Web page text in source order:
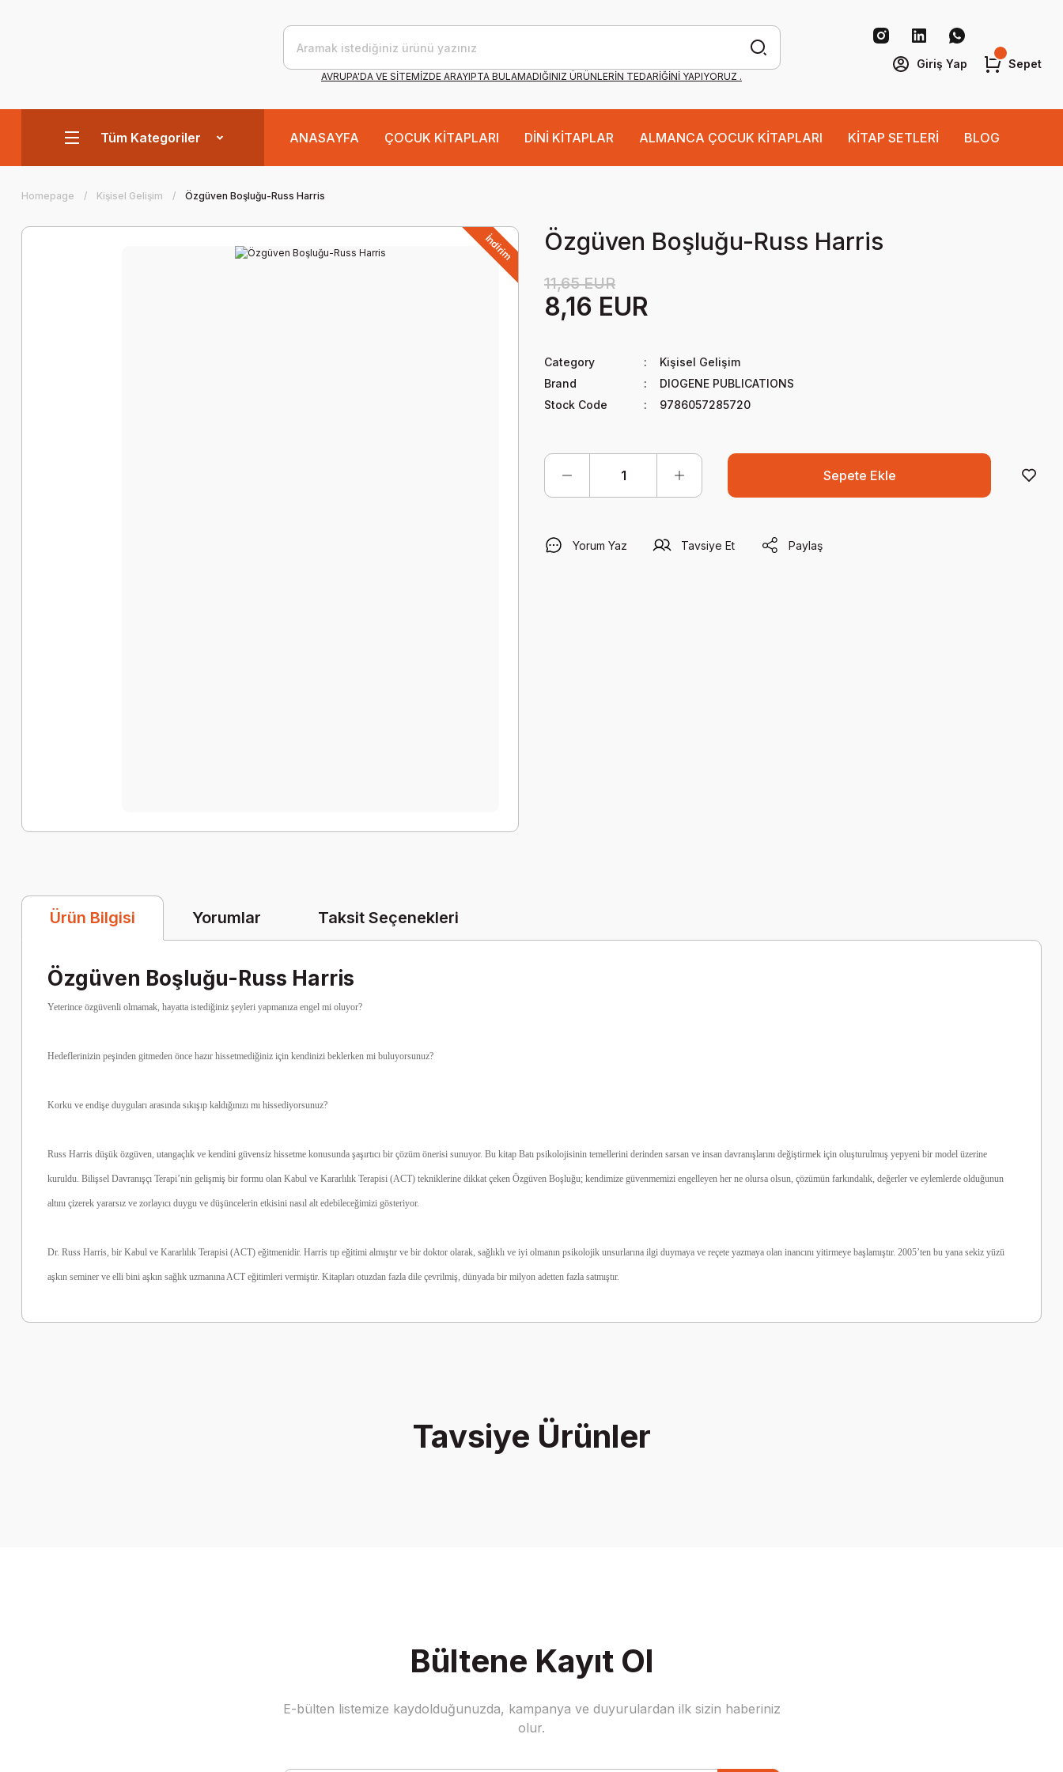
AVRUPA'DA VE SİTEMİZDE ARAYIPTA BULAMADIĞINIZ ÜRÜNLERİN TEDARİĞİNİ YAPIYORUZ .
Giriş Yap Sepet
Tüm Kategoriler ANASAYFA ÇOCUK KİTAPLARI DİNİ KİTAPLAR ALMANCA ÇOCUK KİTAPLARI KİTAP SETLERİ BLOG
Homepage Kişisel Gelişim Özgüven Boşluğu-Russ Harris
İndirim Özgüven Boşluğu-Russ Harris
11,65 EUR
8,16 EUR
Category
Kişisel Gelişim
Brand
DIOGENE PUBLICATIONS
Stock Code
9786057285720
Sepete Ekle
Yorum Yaz Tavsiye Et Paylaş
Ürün Bilgisi Yorumlar Taksit Seçenekleri
Özgüven Boşluğu-Russ Harris
Yeterince özgüvenli olmamak, hayatta istediğiniz şeyleri yapmanıza engel mi oluyor?
Hedeflerinizin peşinden gitmeden önce hazır hissetmediğiniz için kendinizi beklerken mi buluyorsunuz?
Korku ve endişe duyguları arasında sıkışıp kaldığınızı mı hissediyorsunuz?
Russ Harris düşük özgüven, utangaçlık ve kendini güvensiz hissetme konusunda şaşırtıcı bir çözüm önerisi sunuyor. Bu kitap Batı psikolojisinin temellerini derinden sarsan ve insan davranışlarını değiştirmek için oluşturulmuş yepyeni bir model üzerine
kuruldu. Bilişsel Davranışçı Terapi’nin gelişmiş bir formu olan Kabul ve Kararlılık Terapisi (ACT) tekniklerine dikkat çeken Özgüven Boşluğu; kendimize güvenmemizi engelleyen her ne olursa olsun, çözümün farkındalık, değerler ve eylemlerde olduğunun
altını çizerek yararsız ve zorlayıcı duygu ve düşüncelerin etkisini nasıl alt edebileceğimizi gösteriyor.
Dr. Russ Harris, bir Kabul ve Kararlılık Terapisi (ACT) eğitmenidir. Harris tıp eğitimi almıştır ve bir doktor olarak, sağlıklı ve iyi olmanın psikolojik unsurlarına ilgi duymaya ve reçete yazmaya olan inancını yitirmeye başlamıştır. 2005’ten bu yana sekiz yüzü
aşkın seminer ve elli bini aşkın sağlık uzmanına ACT eğitimleri vermiştir. Kitapları otuzdan fazla dile çevrilmiş, dünyada bir milyon adetten fazla satmıştır.
Write a Comment
Tavsiye Ürünler
Bültene Kayıt Ol
E-bülten listemize kaydolduğunuzda, kampanya ve duyurulardan ilk sizin haberiniz
olur.